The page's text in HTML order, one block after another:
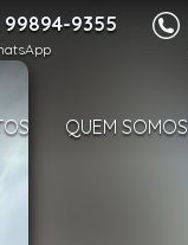
99894-9355
QUEM SOMOS